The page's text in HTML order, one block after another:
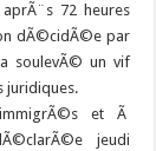
72 heures
dÃ©cidÃ©e par
a soulevÃ© un vif
juridiques.
et Ã
jeudi